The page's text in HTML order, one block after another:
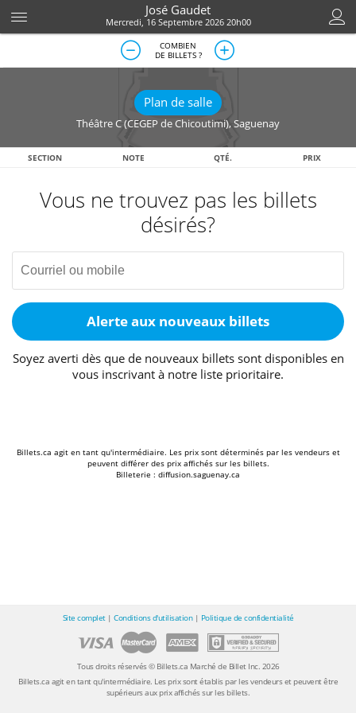
José Gaudet
Mercredi, 16 Septembre 2026 20h00
COMBIEN
DE BILLETS ?
Plan de salle
Théâtre C (CEGEP de Chicoutimi),Saguenay
SECTION NOTE QTÉ. PRIX
Vous ne trouvez pas les billets
désirés?
Alerte aux nouveaux billets
Soyez averti dès que de nouveaux billets sont disponibles en
vous inscrivant à notre liste prioritaire.
Billets.ca agit en tant qu'intermédiaire. Les prix sont déterminés par les vendeurs et
peuvent différer des prix affichés sur les billets.
Billeterie : diffusion.saguenay.ca
Site complet| Conditions d'utilisation| Politique de confidentialité
Tous droits réservés © Billets.ca Marché de Billet Inc. 2026
Billets.ca agit en tant qu'intermédiaire. Les prix sont établis par les vendeurs et peuvent être
supérieurs aux prix affichés sur les billets.